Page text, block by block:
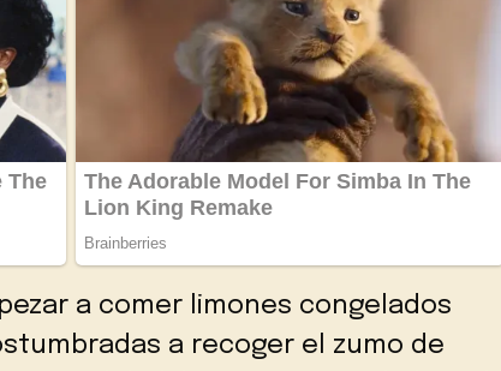
a comer limones congelados
a recoger el zumo de